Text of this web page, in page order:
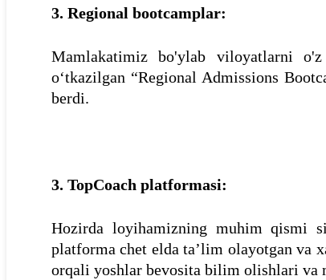
3. Regional bootcamplar:
Mamlakatimiz bo'ylab viloyatlarni o'z
o‘tkazilgan “Regional Admissions
berdi.
3. TopCoach platformasi:
Hozirda loyihamizning muhim qismi
platforma chet elda ta’lim olayotgan va
orqali yoshlar bevosita bilim olishlari va